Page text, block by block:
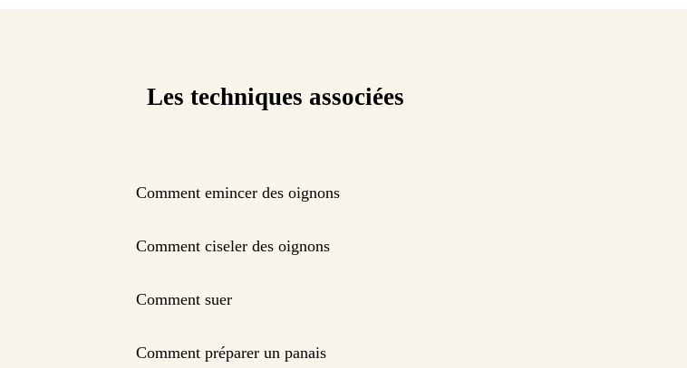
Les techniques associées
Comment emincer des oignons
Comment ciseler des oignons
Comment suer
Comment préparer un panais